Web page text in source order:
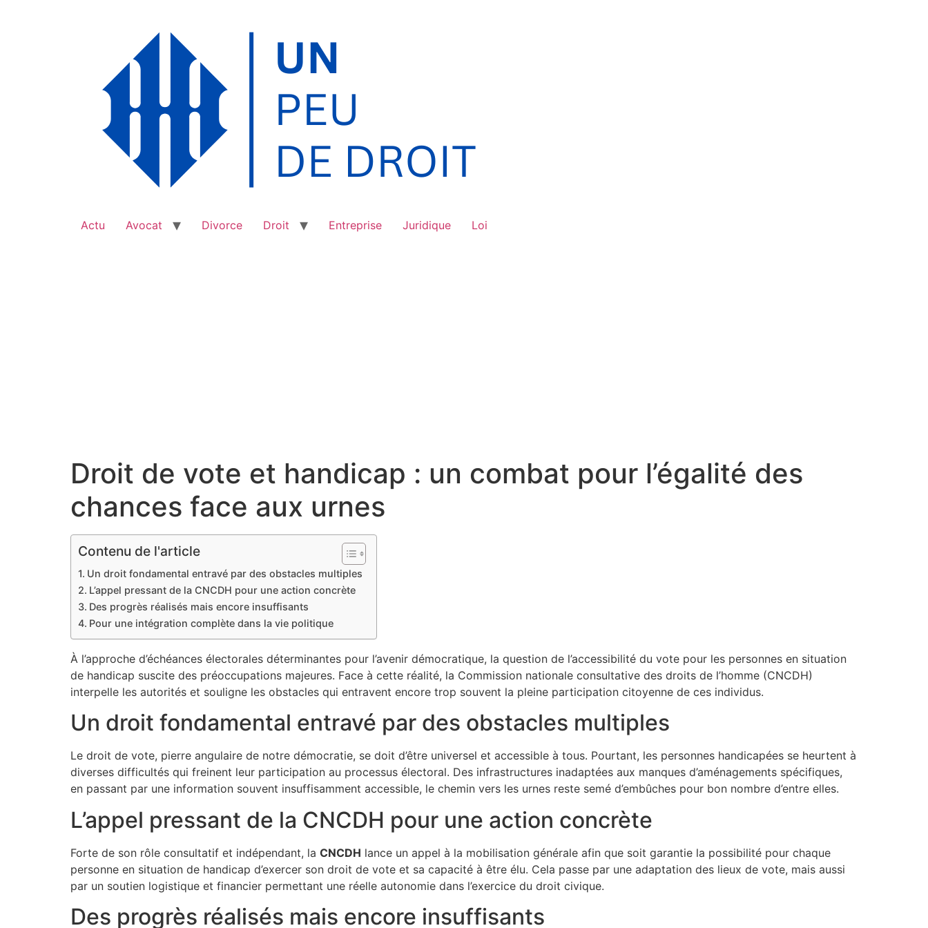
Actu Avocat Divorce Droit Entreprise Juridique Loi
Droit de vote et handicap : un combat pour l’égalité des
chances face aux urnes
Contenu de l'article
Un droit fondamental entravé par des obstacles multiples
L’appel pressant de la CNCDH pour une action concrète
Des progrès réalisés mais encore insuffisants
Pour une intégration complète dans la vie politique
À l’approche d’échéances électorales déterminantes pour l’avenir démocratique, la question de l’accessibilité du vote pour les personnes en situation
de handicap suscite des préoccupations majeures. Face à cette réalité, la Commission nationale consultative des droits de l’homme (CNCDH)
interpelle les autorités et souligne les obstacles qui entravent encore trop souvent la pleine participation citoyenne de ces individus.
Un droit fondamental entravé par des obstacles multiples
Le droit de vote, pierre angulaire de notre démocratie, se doit d’être universel et accessible à tous. Pourtant, les personnes handicapées se heurtent à
diverses difficultés qui freinent leur participation au processus électoral. Des infrastructures inadaptées aux manques d’aménagements spécifiques,
en passant par une information souvent insuffisamment accessible, le chemin vers les urnes reste semé d’embûches pour bon nombre d’entre elles.
L’appel pressant de la CNCDH pour une action concrète
Forte de son rôle consultatif et indépendant, la CNCDH lance un appel à la mobilisation générale afin que soit garantie la possibilité pour chaque
personne en situation de handicap d’exercer son droit de vote et sa capacité à être élu. Cela passe par une adaptation des lieux de vote, mais aussi
par un soutien logistique et financier permettant une réelle autonomie dans l’exercice du droit civique.
Des progrès réalisés mais encore insuffisants